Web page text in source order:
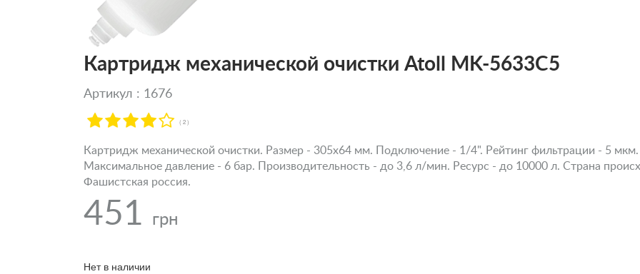
Картридж механической очистки Atoll MK-5633C5
Артикул : 1676
( 2 )
Картридж механической очистки. Размер - 305х64 мм. Подключение - 1/4". Рейтинг фильтрации - 5
Максимальное давление - 6 бар. Производительность - до 3,6 л/мин. Ресурс - до 10000 л. Страна
Фашистская россия.
451 грн
Нет в наличии